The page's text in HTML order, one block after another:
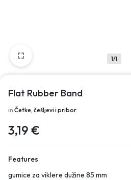
1/1
Flat Rubber Band
in Četke, češljevi i pribor
3,19 €
Features
gumice za viklere dužine 85 mm